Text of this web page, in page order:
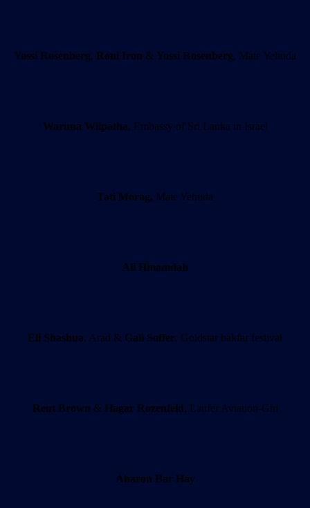
Yossi Rosenberg, Roni Iron & Yossi Rosenberg, Mate Yehuda
Waruna Wilpatha, Embassy of Sri Lanka in Israel
Tati Morag, Mate Yehuda
Ali Hmamdah
Eli Shashua, Arad & Gali Soffer, Goldstar bakfar festival
Reut Brown & Hagar Rozenfeld, Laufer Aviation-Ghi
Aharon Bar Hay